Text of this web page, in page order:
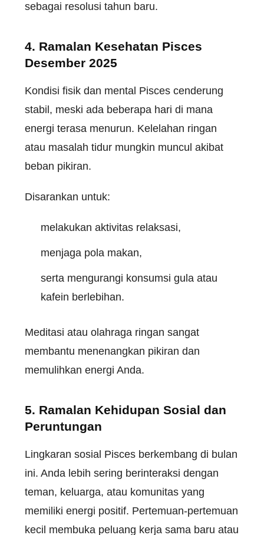
sebagai resolusi tahun baru.
4. Ramalan Kesehatan Pisces
Desember 2025
Kondisi fisik dan mental Pisces cenderung
stabil, meski ada beberapa hari di mana
energi terasa menurun. Kelelahan ringan
atau masalah tidur mungkin muncul akibat
beban pikiran.
Disarankan untuk:
melakukan aktivitas relaksasi,
menjaga pola makan,
serta mengurangi konsumsi gula atau
kafein berlebihan.
Meditasi atau olahraga ringan sangat
membantu menenangkan pikiran dan
memulihkan energi Anda.
5. Ramalan Kehidupan Sosial dan
Peruntungan
Lingkaran sosial Pisces berkembang di bulan
ini. Anda lebih sering berinteraksi dengan
teman, keluarga, atau komunitas yang
memiliki energi positif. Pertemuan-pertemuan
kecil membuka peluang kerja sama baru atau